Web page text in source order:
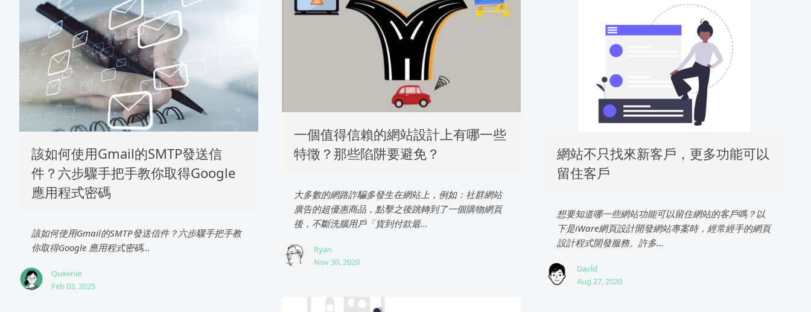
一個值得信賴的網站設計上有哪一些
特徵？那些陷阱要避免？
大多數的網路詐騙多發生在網站上，例如：社群網站
廣告的超優惠商品，點擊之後跳轉到了一個購物網頁
後，不斷洗腦用戶「貨到付款最...
Ryan
Nov 30, 2020
該如何使用Gmail的SMTP發送信
件？六步驟手把手教你取得Google
應用程式密碼
該如何使用Gmail的SMTP發送信件？六步驟手把手教
你取得Google 應用程式密碼...
Queenie
Feb 03, 2025
網站不只找來新客戶，更多功能可以
留住客戶
想要知道哪一些網站功能可以留住網站的客戶嗎？以
下是iWare網頁設計開發網站專案時，經常經手的網頁
設計程式開發服務。許多...
Davld
Aug 27, 2020